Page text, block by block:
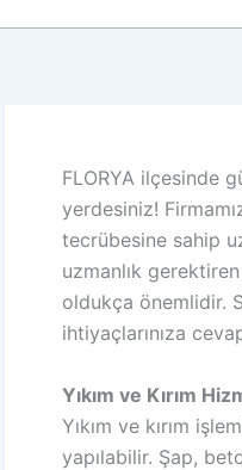
FLORYA ilçesinde
yerdesiniz!
tecrübesine sahip
uzmanlık
oldukça önemlidir.
ihtiyaçlarınıza
Yıkım ve Kırım
Yıkım ve kırım
yapılabilir. Şap,